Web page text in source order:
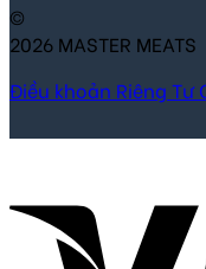
©
2026 MASTER MEATS
Điều khoản Riêng Tư